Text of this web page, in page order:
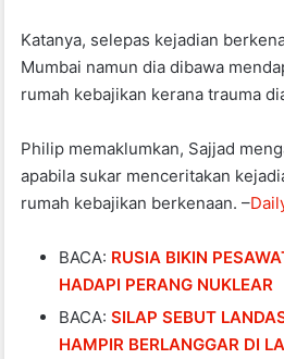
Katanya, selepas kejadian
Mumbai namun dia dibawa
rumah kebajikan kerana trauma
Philip memaklumkan, Sajjad
apabila sukar menceritakan
rumah kebajikan berkenaan. –
BACA: RUSIA BIKIN
HADAPI PERANG NUKLEAR
BACA:SILAP SEBUT
HAMPIR BERLANGGAR DI